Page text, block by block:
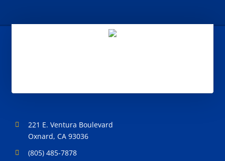
221 E. Ventura Boulevard
Oxnard, CA 93036
(805) 485-7878